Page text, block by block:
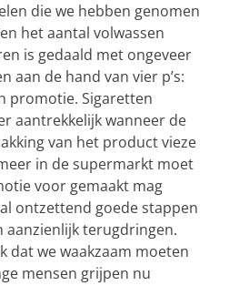
die we hebben genomen
het aantal volwassen
is gedaald met ongeveer
aan de hand van vier p’s:
promotie. Sigaretten
aantrekkelijk wanneer de
van het product vieze
in de supermarkt moet
voor gemaakt mag
ontzettend goede stappen
terugdringen.
dat we waakzaam moeten
mensen grijpen nu